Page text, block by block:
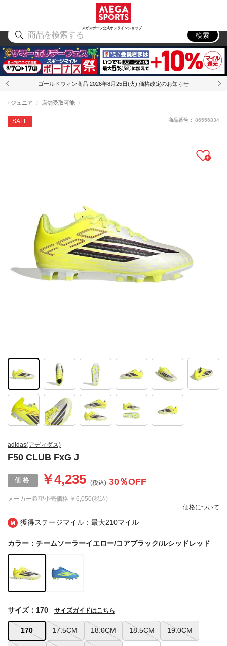
メガスポーツ公式オンラインショップ
アウトドア
検索
ゴールドウィン商品 2026年8月25日(火) 価格改定のお知らせ
獲得ステージマイル：最大210マイル
adidas(アディダス)
F50 CLUB FxG J
SALE
ジュニア 店舗受取可能
メーカー希望小売価格 ￥6,050(税込)
￥4,235 (税込) 30％OFF
価格について
商品番号： 86556834
カラー：チームソーラーイエロー/コアブラック/ルシッドレッド
170 17.5CM 18.0CM 18.5CM 19.0CM
サイズ：170 サイズガイドはこちら